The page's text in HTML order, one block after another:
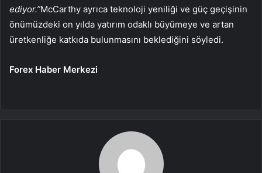
ediyor.”McCarthy ayrıca teknoloji yeniliği ve güç geçişinin
önümüzdeki on yılda yatırım odaklı büyümeye ve artan
üretkenliğe katkıda bulunmasını beklediğini söyledi.
Forex Haber Merkezi